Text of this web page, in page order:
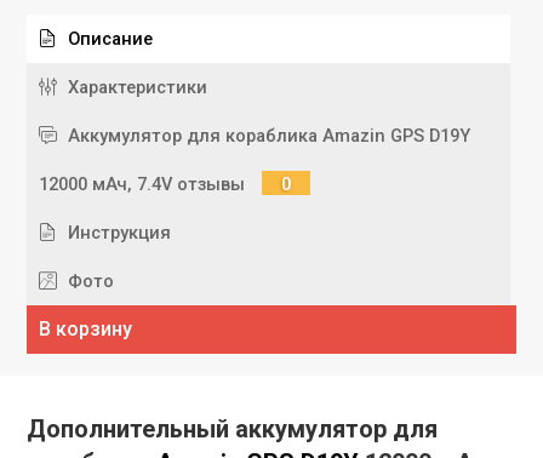
Описание
Характеристики
Аккумулятор для кораблика Amazin GPS D19Y
12000 мАч, 7.4V отзывы 0
Инструкция
Фото
В корзину
Дополнительный аккумулятор для